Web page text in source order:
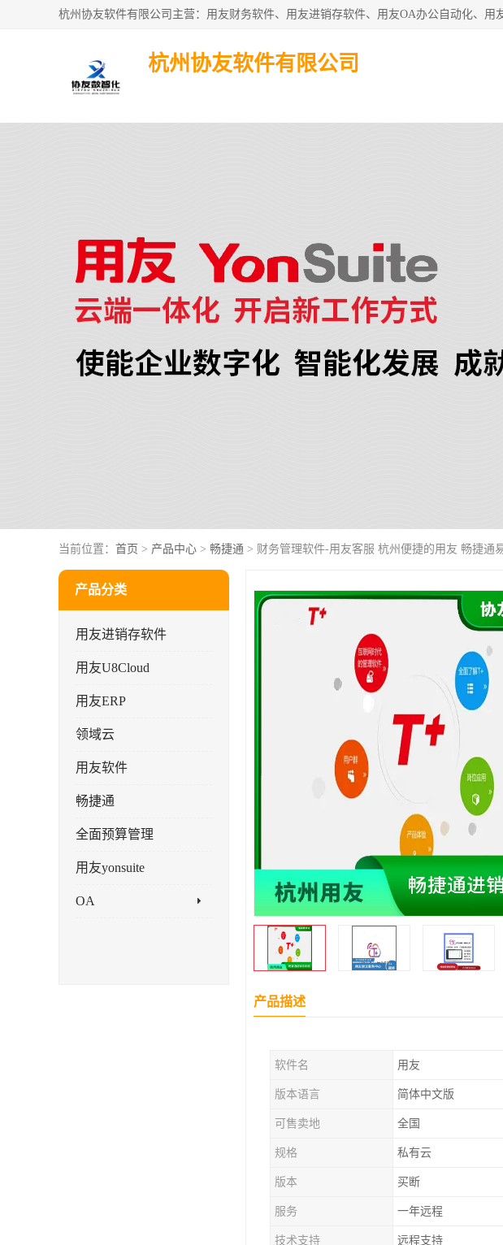
杭州协友软件有限公司
当前位置： 首页 > 产品中心 > 畅捷通 > 财务管理软件-用友客服 杭州便捷的用友 畅捷通
产品分类
用友进销存软件
用友U8Cloud
用友ERP
领域云
用友软件
畅捷通
全面预算管理
用友yonsuite
OA
产品描述
软件名 用友
版本语言 简体中文版
可售卖地 全国
规格 私有云
版本 买断
服务 一年远程
技术支持 远程支持